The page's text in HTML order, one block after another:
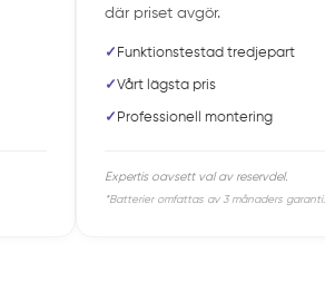
där priset avgör.
✓ Funktionstestad tredjepart
✓Vårt lägsta pris
✓ Professionell montering
Expertis oavsett val av reservdel.
*Batterier omfattas av 3 månaders garanti.